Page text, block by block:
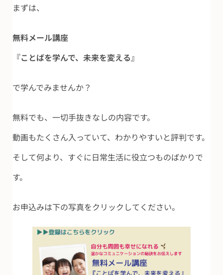
まずは、
無料メール講座
『ことばを学んで、未来を変える』
で学んでみませんか？
無料でも、一切手抜きなしの内容です。
動画もたくさん入っていて、わかりやすいと評判です。
そして何より、すぐに日常生活に役立つものばかりで
す。
お申込みは下の写真をクリックしてください。